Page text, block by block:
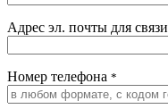
Адрес эл. почты для связи
Номер телефона *